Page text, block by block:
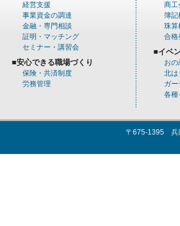
経営支援
事業資金の調達
金融・専門相談
証明・マッチング
セミナー・講習会
■安心できる職場づくり
保険・共済制度
労務管理
商工
簿記
珠算
合格
■イベ
お
北は
ガ
各種
〒675-1395 兵